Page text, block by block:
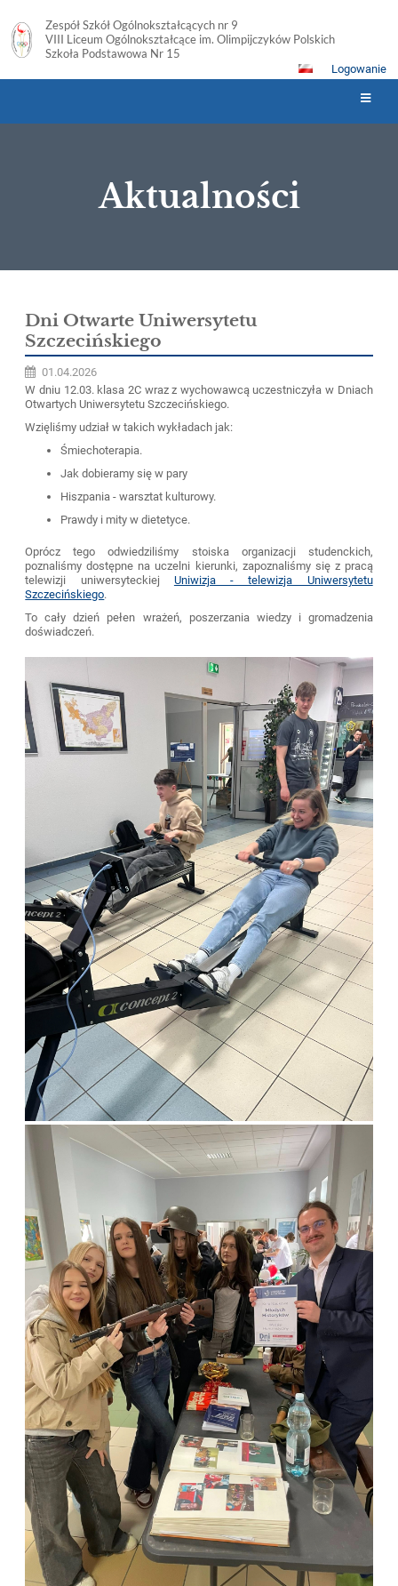
Zespół Szkół Ogólnokształcących nr 9
VIII Liceum Ogólnokształcące im. Olimpijczyków Polskich
Szkoła Podstawowa Nr 15
Logowanie
Aktualności
Dni Otwarte Uniwersytetu
Szczecińskiego
01.04.2026
W dniu 12.03. klasa 2C wraz z wychowawcą uczestniczyła w Dniach
Otwartych Uniwersytetu Szczecińskiego.
Wzięliśmy udział w takich wykładach jak:
Śmiechoterapia.
Jak dobieramy się w pary
Hiszpania - warsztat kulturowy.
Prawdy i mity w dietetyce.
Oprócz tego odwiedziliśmy stoiska organizacji studenckich,
poznaliśmy dostępne na uczelni kierunki, zapoznaliśmy się z pracą
telewizji uniwersyteckiej Uniwizja - telewizja Uniwersytetu
Szczecińskiego.
To cały dzień pełen wrażeń, poszerzania wiedzy i gromadzenia
doświadczeń.